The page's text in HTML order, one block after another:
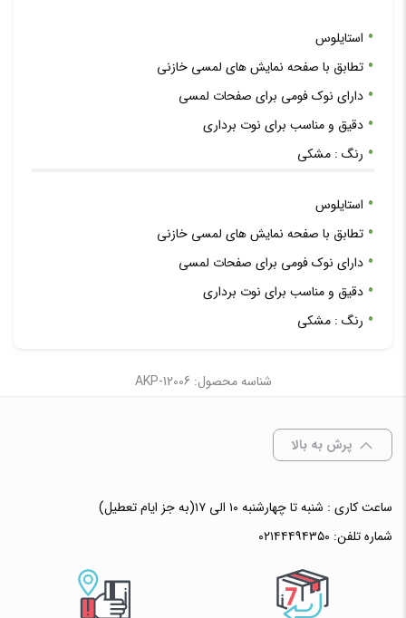
استایلوس
تطابق با صفحه نمایش های لمسی خازنی
دارای نوک فومی برای صفحات لمسی
دقیق و مناسب برای نوت برداری
رنگ ‏:‏ مشکی
استایلوس
تطابق با صفحه نمایش های لمسی خازنی
دارای نوک فومی برای صفحات لمسی
دقیق و مناسب برای نوت برداری
رنگ ‏:‏ مشکی
شناسه محصول: AKP-12006
پرش به بالا
ساعت کاری : شنبه تا چهارشنبه ۱۰ الی ۱۷(به جز ایام تعطیل)
شماره تلفن: ۰۲۱۴۴۴۹۴۳۵۰